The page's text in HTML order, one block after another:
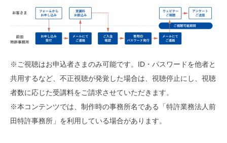
※ご視聴はお申込者さまのみ可能です。ID・パスワードを他者と
共用するなど、不正視聴が発覚した場合は、視聴停止にし、視聴
者数に応じた受講料をご請求させていただきます。
※本コンテンツでは、制作時の事務所名である「特許業務法人前
田特許事務所」を利用している場合があります。